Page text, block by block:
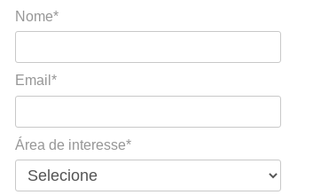
Nome*
Email*
Área de interesse*